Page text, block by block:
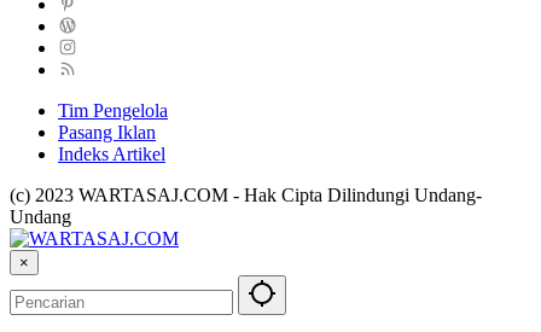
Tim Pengelola
Pasang Iklan
Indeks Artikel
(c) 2023 WARTASAJ.COM - Hak Cipta Dilindungi Undang-
Undang
×